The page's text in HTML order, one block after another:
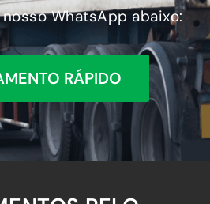
WhatsApp abaixo:
RÁPIDO